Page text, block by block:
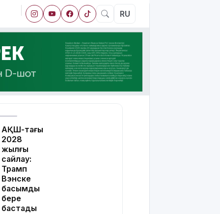
RU
АҚШ-тағы
2028
жылғы
сайлау:
Трамп
Вэнске
басымдық
бере
бастады